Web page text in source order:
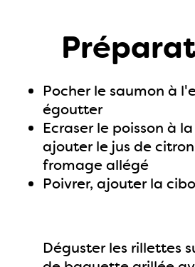
Pocher le saumon à
égoutter
Ecraser le poisson à
ajouter le jus de
fromage allégé
Poivrer, ajouter la
Déguster les rillettes